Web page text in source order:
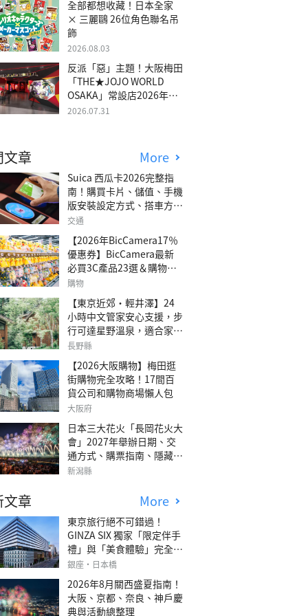
全部都想收藏！日本全家
× 三麗鷗 26位角色聯名吊
飾
2026.08.03
反派「惡」主題！大阪梅田
「THE★JOJO WORLD
OSAKA」常設店2026年冬
季開幕
2026.07.31
章 More
Suica 西瓜卡2026完整指
南！購買卡片、儲值、手機
版安裝設定方式、搭車方
法、常見問題解答！
交通
【2026年BicCamera17％
優惠券】BicCamera最新
必買3C產品23選＆購物攻
略
購物
【東京近郊・輕井澤】24
小時中文管家安心支援，步
行可達星野溫泉，適合家庭
旅行、三代同遊與紀念日的
澤森四季VILLA」
長野縣
【2026大阪購物】梅田逛
街購物完全攻略！17間百
貨公司和購物商場懶人包
大阪府
日本三大花火「長岡花火大
會」2027年舉辦日期、交
通方式、購票指南、隱藏欣
賞地點
新潟縣
章 More
東京旅行絕不可錯過！
GINZA SIX 獨家「限定伴手
禮」與「美食體驗」完全指
南
銀座・日本橋
2026年8月關西盛夏指南！
大阪、京都、奈良、神戶慶
典與活動總整理